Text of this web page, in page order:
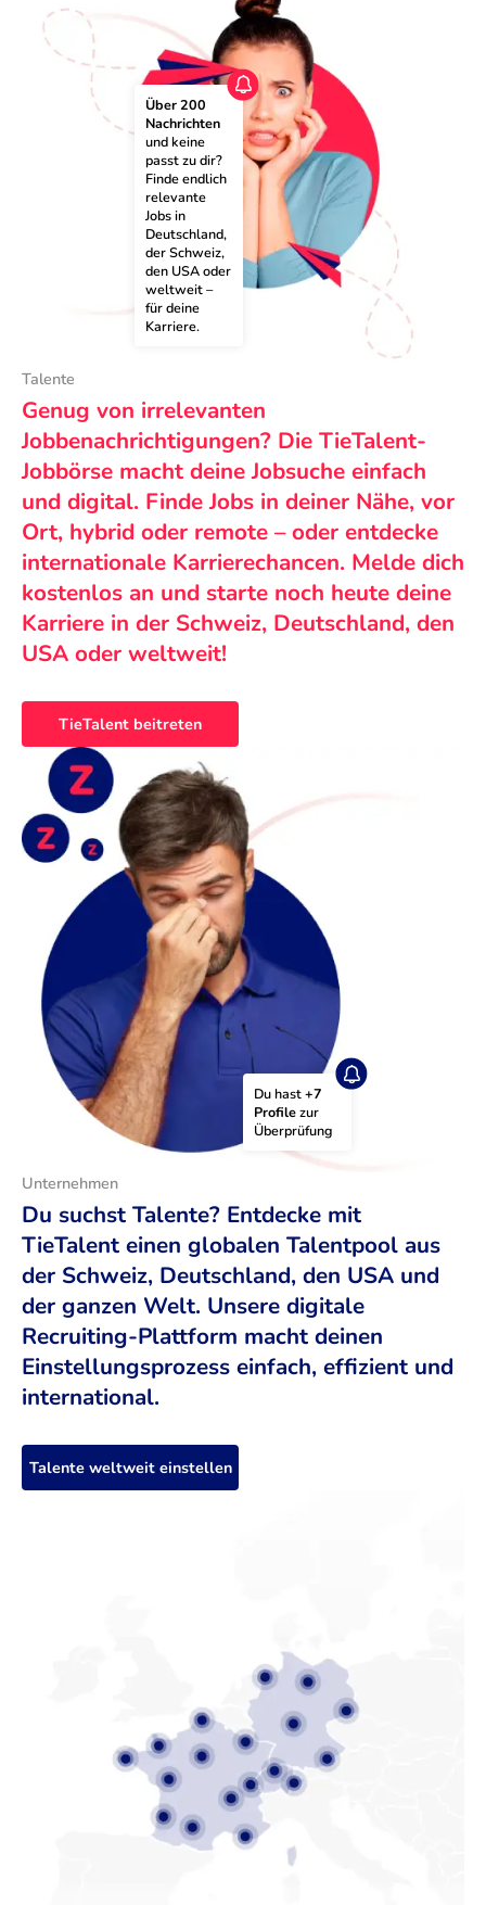
Über 200
Nachrichten
und keine
passt zu dir?
Finde endlich
relevante
Jobs in
Deutschland,
der Schweiz,
den USA oder
weltweit –
für deine
Karriere.
Talente
Genug von irrelevanten
Jobbenachrichtigungen? Die TieTalent-
Jobbörse macht deine Jobsuche einfach
und digital. Finde Jobs in deiner Nähe, vor
Ort, hybrid oder remote – oder entdecke
internationale Karrierechancen. Melde dich
kostenlos an und starte noch heute deine
Karriere in der Schweiz, Deutschland, den
USA oder weltweit!
TieTalent beitreten
Du hast +7
Profile zur
Überprüfung
Unternehmen
Du suchst Talente? Entdecke mit
TieTalent einen globalen Talentpool aus
der Schweiz, Deutschland, den USA und
der ganzen Welt. Unsere digitale
Recruiting-Plattform macht deinen
Einstellungsprozess einfach, effizient und
international.
Talente weltweit einstellen